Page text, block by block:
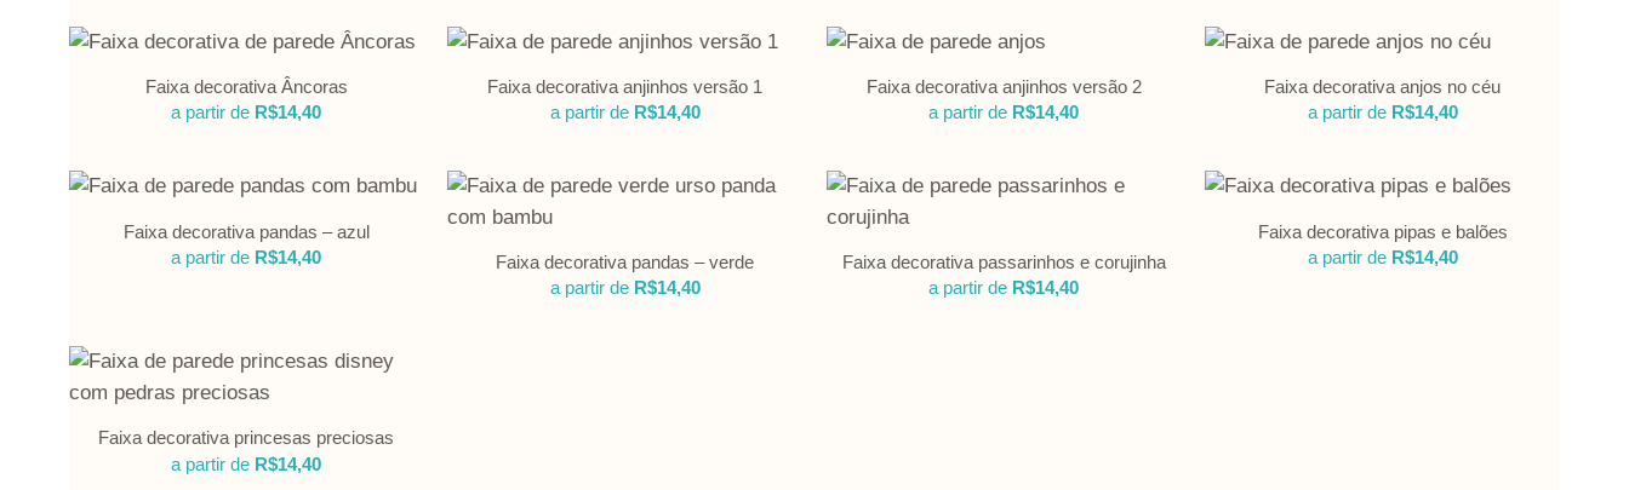
Faixa decorativa Âncoras
a partir de R$14,40
Faixa decorativa anjinhos versão 1
a partir de R$14,40
Faixa decorativa anjinhos versão 2
a partir de R$14,40
Faixa decorativa anjos no céu
a partir de R$14,40
Faixa decorativa pandas – azul
a partir de R$14,40
Faixa decorativa pandas – verde
a partir de R$14,40
Faixa decorativa passarinhos e corujinha
a partir de R$14,40
Faixa decorativa pipas e balões
a partir de R$14,40
Faixa decorativa princesas preciosas
a partir de R$14,40